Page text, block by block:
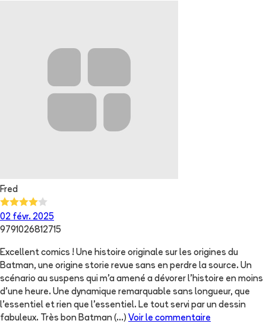
Fred
02 févr. 2025
9791026812715
Excellent comics ! Une histoire originale sur les origines du
Batman, une origine storie revue sans en perdre la source. Un
scénario au suspens qui m'a amené a dévorer l'histoire en moins
d'une heure. Une dynamique remarquable sans longueur, que
l'essentiel et rien que l'essentiel. Le tout servi par un dessin
fabuleux. Très bon Batman (...) Voir le commentaire